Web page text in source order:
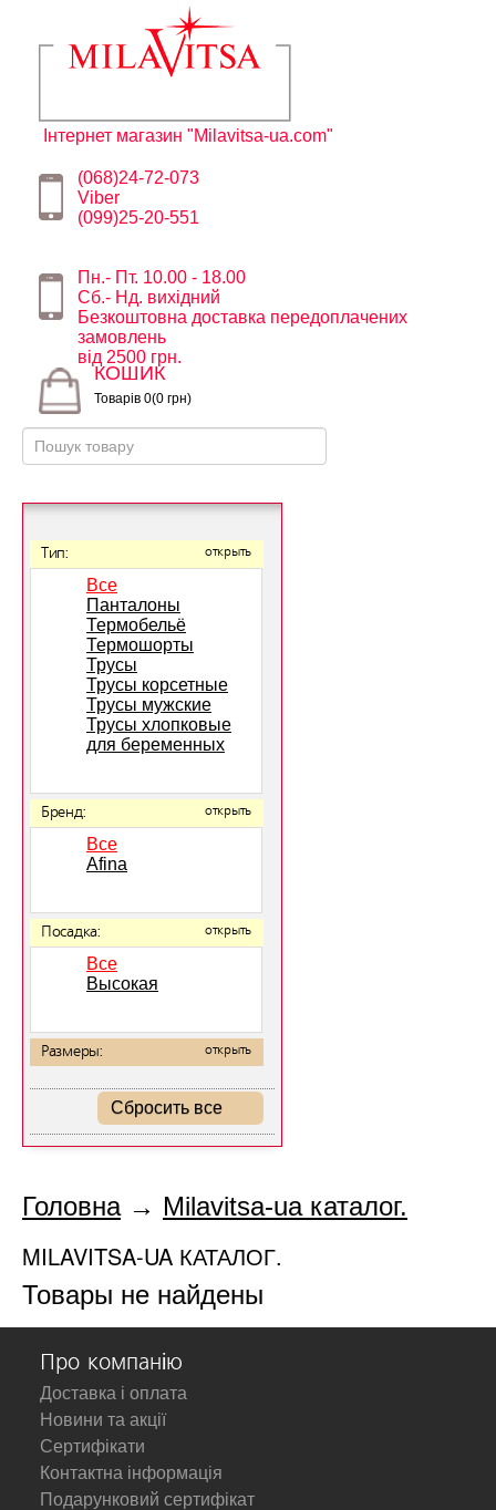
Інтернет магазин "Milavitsa-ua.com"
(068)24-72-073
Viber
(099)25-20-551
Пн.- Пт. 10.00 - 18.00
Сб.- Нд. вихідний
Безкоштовна доставка передоплачених
замовлень
від 2500 грн.
КОШИК
Товарів 0(0 грн)
Тип: открыть
Все
Панталоны
Термобельё
Термошорты
Трусы
Трусы корсетные
Трусы мужские
Трусы хлопковые
для беременных
Бренд: открыть
Все
Afina
Посадка: открыть
Все
Высокая
Размеры: открыть
Сбросить все
Головна→ Milavitsa-ua каталог.
MILAVITSA-UA КАТАЛОГ.
Товары не найдены
Про компанію
Доставка і оплата
Новини та акції
Сертифікати
Контактна інформація
Подарунковий сертифікат